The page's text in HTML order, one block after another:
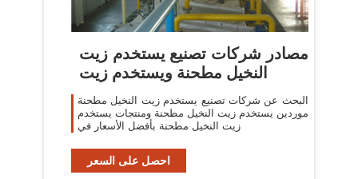
مصادر شركات تصنيع يستخدم زيت
النخيل مطحنة ويستخدم زيت
البحث عن شركات تصنيع يستخدم زيت النخيل مطحنة
موردين يستخدم زيت النخيل مطحنة ومنتجات يستخدم
زيت النخيل مطحنة بأفضل الأسعار في
احصل على السعر